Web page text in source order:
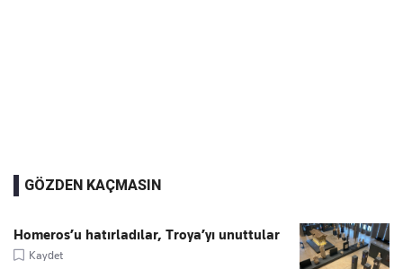
GÖZDEN KAÇMASIN
Homeros’u hatırladılar, Troya’yı unuttular
Kaydet